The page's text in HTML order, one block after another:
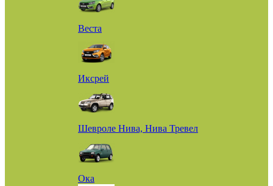
Веста
Иксрей
Шевроле Нива, Нива Тревел
Ока